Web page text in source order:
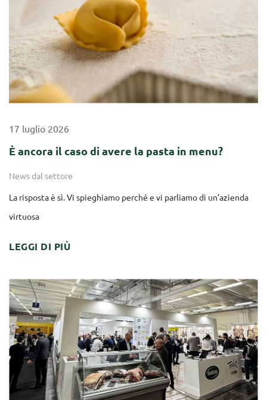
17 luglio 2026
È ancora il caso di avere la pasta in menu?
News dal settore
La risposta è sì. Vi spieghiamo perché e vi parliamo di un’azienda
virtuosa
LEGGI DI PIÙ